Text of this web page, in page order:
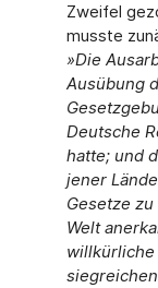
Zweifel
musste
»Die
Ausübung
Deutsche
hatte; und
jener
Gesetze
Welt
willkürliche